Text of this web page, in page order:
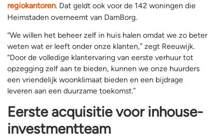
regiokantoren. Dat geldt ook voor de 142 woningen die
Heimstaden overneemt van DamBorg.
“We willen het beheer zelf in huis halen omdat we zo beter
weten wat er leeft onder onze klanten,” zegt Reeuwijk.
“Door de volledige klantervaring van eerste verhuur tot
opzegging zelf aan te bieden, kunnen we onze huurders
een vriendelijk woonklimaat bieden en een bijdrage
leveren aan een duurzame toekomst.”
Eerste acquisitie voor inhouse-
investmentteam